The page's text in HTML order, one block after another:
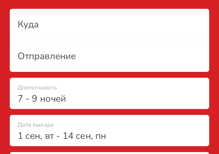
Куда
Отправление
7 - 9 ночей
Длительность
Дата выезда
1 сен, вт- 14 сен, пн